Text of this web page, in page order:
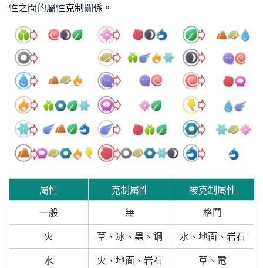
性之間的屬性克制關係。
屬性 克制屬性
被克制屬性
一般
無
格鬥
火
草、冰、蟲、鋼
水、地面、岩石
水
火、地面、岩石 草、電